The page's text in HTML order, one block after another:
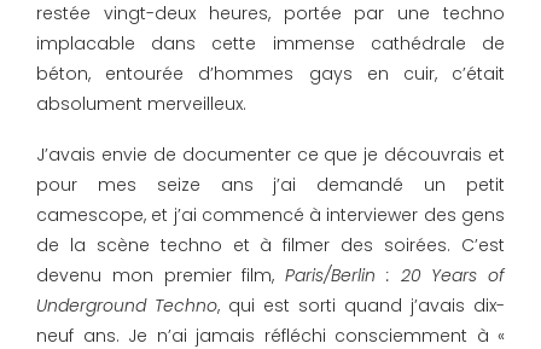
restée vingt-deux heures, portée par une techno
implacable dans cette immense cathédrale de
béton, entourée d’hommes gays en cuir, c’était
absolument merveilleux.
J’avais envie de documenter ce que je découvrais et
pour mes seize ans j’ai demandé un petit
camescope, et j’ai commencé à interviewer des gens
de la scène techno et à filmer des soirées. C’est
devenu mon premier film, Paris/Berlin : 20 Years of
Underground Techno, qui est sorti quand j’avais dix-
neuf ans. Je n’ai jamais réfléchi consciemment à «